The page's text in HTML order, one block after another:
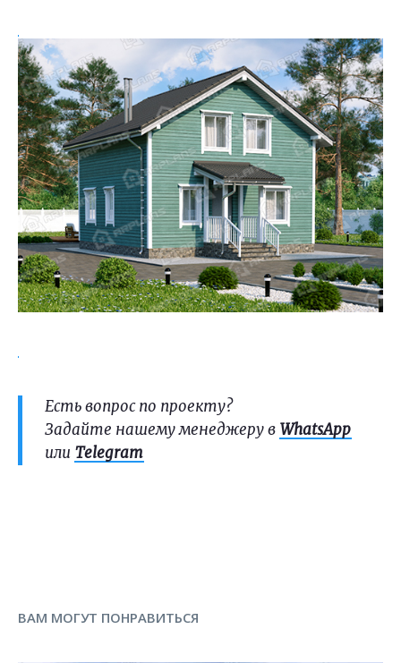
Есть вопрос по проекту?
Задайте нашему менеджеру в WhatsApp
или Telegram
ВАМ МОГУТ ПОНРАВИТЬСЯ